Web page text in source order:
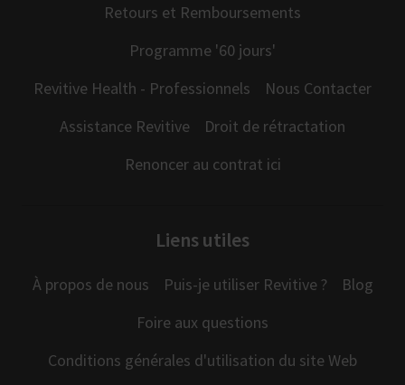
Retours et Remboursements
Programme '60 jours'
Revitive Health - Professionnels
Nous Contacter
Assistance Revitive
Droit de rétractation
Renoncer au contrat ici
Liens utiles
À propos de nous Puis-je utiliser Revitive ?
Blog
Foire aux questions
Conditions générales d'utilisation du site Web